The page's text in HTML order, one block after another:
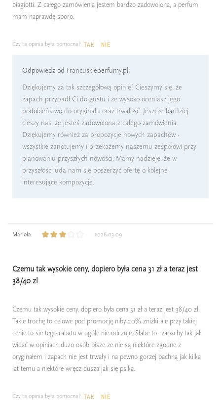
biagiotti. Z całego zamówienia jestem bardzo zadowolona, a perfum
mam naprawdę sporo.
Czy ta opinia była pomocna? TAK NIE
Odpowiedź od Francuskieperfumy.pl:
Dziękujemy za tak szczegółową opinię! Cieszymy się, że
zapach przypadł Ci do gustu i że wysoko oceniasz jego
podobieństwo do oryginału oraz trwałość. Jeszcze bardziej
cieszy nas, że jesteś zadowolona z całego zamówienia.
Dziękujemy również za propozycje nowych zapachów -
wszystkie zanotujemy i przekażemy naszemu zespołowi przy
planowaniu przyszłych nowości. Mamy nadzieję, że w
przyszłości uda nam się poszerzyć ofertę o kolejne
interesujące kompozycje.
Mariola 2026-03-09
Czemu tak wysokie ceny, dopiero była cena 31 zł a teraz jest
38/40 zl
Czemu tak wysokie ceny, dopiero była cena 31 zł a teraz jest 38/40 zl.
Takie trochę to celowe pod promocję niby 20% zniżki ale przy takiej
cenie to sie tego rabatu w ogóle nie odczuje. Słabe to...zapachy tak jak
widać w opiniach dużo osób pisze ze nie są niektóre zgodne z
oryginałem i zapach nie jest trwały i na pewno gorzej pachną jak kilka
lat temu a niektóre wręcz dusza jak się psika.
Czy ta opinia była pomocna? TAK NIE